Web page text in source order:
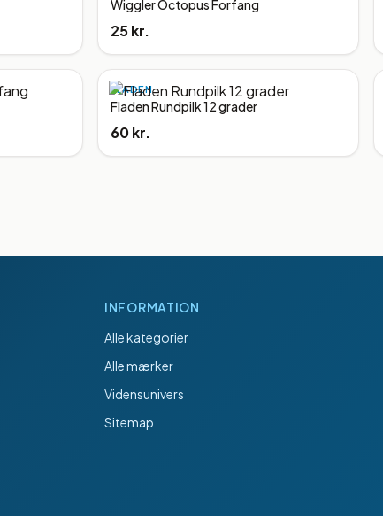
Wiggler Octopus Forfang
25 kr.
FLADEN
Fladen Rundpilk 12 grader
60 kr.
INFORMATION
Alle kategorier
Alle mærker
Vidensunivers
Sitemap